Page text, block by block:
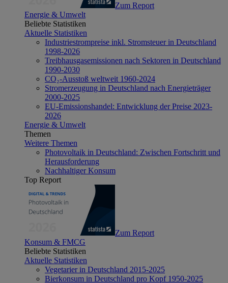
Zum Report
Energie & Umwelt
Beliebte Statistiken
Aktuelle Statistiken
Industriestrompreise inkl. Stromsteuer in Deutschland
1998-2026
Treibhausgasemissionen nach Sektoren in Deutschland
1990-2030
CO₂-Ausstoß weltweit 1960-2024
Stromerzeugung in Deutschland nach Energieträger
2000-2025
EU-Emissionshandel: Entwicklung der Preise 2023-
2026
Energie & Umwelt
Themen
Weitere Themen
Photovoltaik in Deutschland: Zwischen Fortschritt und
Herausforderung
Nachhaltiger Konsum
Top Report
Zum Report
Konsum & FMCG
Beliebte Statistiken
Aktuelle Statistiken
Vegetarier in Deutschland 2015-2025
Bierkonsum in Deutschland pro Kopf 1950-2025